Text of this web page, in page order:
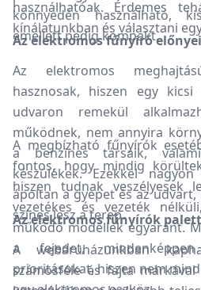
könnyedén használható,
emellett pedig kompakt.
használhatóak. Érdemes
kínálatunkban és választani
Az elektromos fűnyíró előnyei
Az elektromos
hasznosak, hiszen egy
udvaron remekül
működnek, nem annyira
a benzines társaik,
készülékek. Ezekkel
ápoltan a gyepet és az
színes lesz a terep.
A megbízható fűnyírók
fontos, hogy mindig
hiszen tudnak veszélyesek
vezetékes és vezeték
működő modellek egyaránt.
a fejedet,
prioritásokat, hiszen nem
Az elektromos fűnyírók
A webáruházunkban
számosféle és fajta